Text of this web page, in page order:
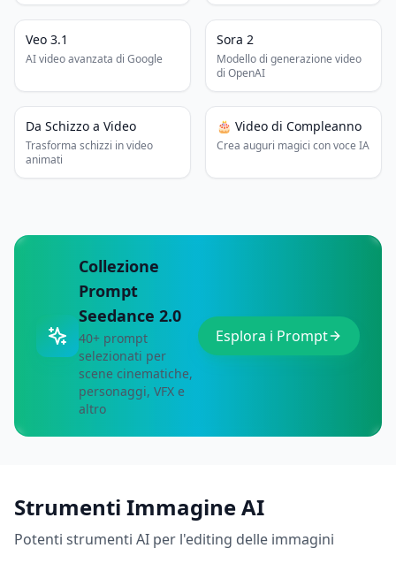
HOT
Veo 3.1
AI video avanzata di Google
Sora 2
Modello di generazione video
di OpenAI
Da Schizzo a Video
Trasforma schizzi in video
animati
NEW
🎂 Video di Compleanno
Crea auguri magici con voce IA
Collezione
Prompt
Seedance 2.0
40+ prompt
selezionati per
scene cinematiche,
personaggi, VFX e
altro
Esplora i Prompt
Strumenti Immagine AI
Potenti strumenti AI per l'editing delle immagini